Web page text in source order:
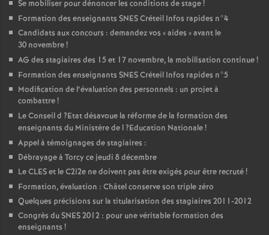
Se mobiliser pour dénoncer les conditions de stage!
Formation des enseignants SNESCréteil Infos rapides n°4
Candidats aux concours : demandez vos «aides » avant le
30 novembre!
AG des stagiaires des 15 et 17 novembre, la mobilisation continue!
Formation des enseignants SNESCréteil Infos rapides n°5
Modification de l’évaluation des personnels : un projet à
combattre!
Le Conseil d ?Etat désavoue la réforme de la formation des
enseignants du Ministère de l?Education Nationale!
Appel à témoignages de stagiaires :
Débrayage à Torcy ce jeudi 8 décembre
LeCLESet le C2i2e ne doivent pas être exigés pour être recruté!
Formation, évaluation : Châtel conserve son triple zéro
Quelques précisions sur la titularisation des stagiaires 2011-2012
Congrès duSNES2012 : pour une véritable formation des
enseignants !